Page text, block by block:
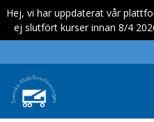
Hej, vi har uppdaterat vår
ej slutfört kurser innan 8/4